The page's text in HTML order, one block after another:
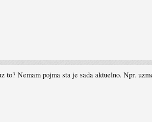
Nemam pojma sta je sada aktuelno. Npr.